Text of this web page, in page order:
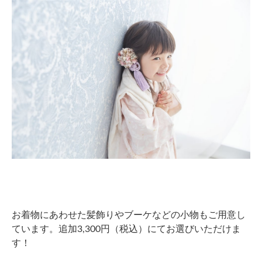
お着物にあわせた髪飾りやブーケなどの小物もご用意し
ています。追加3,300円（税込）にてお選びいただけま
す！